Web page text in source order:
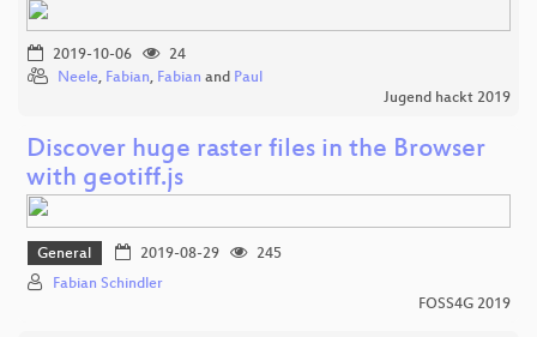
2019-10-06
24
Neele, Fabian, Fabian and Paul
Jugend hackt 2019
Discover huge raster files in the Browser
with geotiff.js
General 2019-08-29
245
Fabian Schindler
FOSS4G 2019